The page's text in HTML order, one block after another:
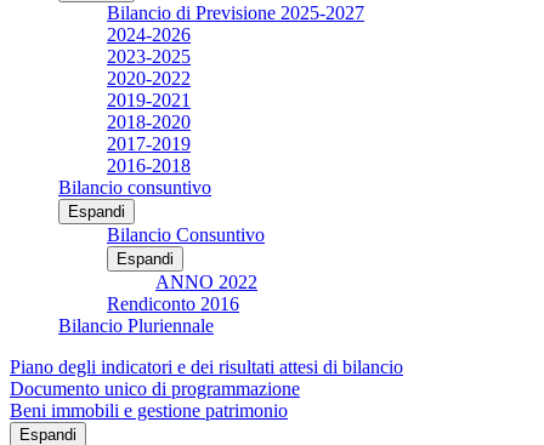
Bilancio di Previsione 2025-2027
2024-2026
2023-2025
2020-2022
2019-2021
2018-2020
2017-2019
2016-2018
Bilancio consuntivo
Espandi
Bilancio Consuntivo
Espandi
ANNO 2022
Rendiconto 2016
Bilancio Pluriennale
Piano degli indicatori e dei risultati attesi di bilancio
Documento unico di programmazione
Beni immobili e gestione patrimonio
Espandi